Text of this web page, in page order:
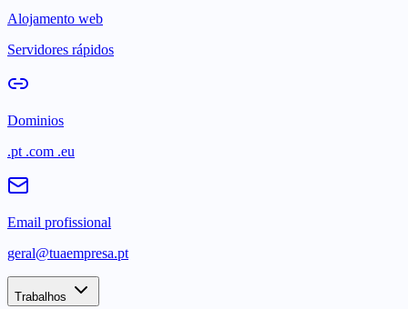
Alojamento web
Servidores rápidos
Dominios
.pt .com .eu
Email profissional
geral@tuaempresa.pt
Trabalhos